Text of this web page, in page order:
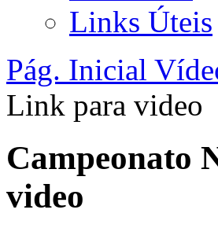
Links Úteis
Pág. Inicial
Link para video
Campeonato
video